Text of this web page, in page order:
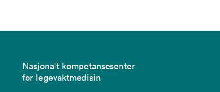
Nasjonalt kompetansesenter
for legevaktmedisin